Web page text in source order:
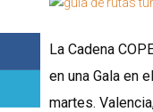
La Cadena
en una Gala en
martes.